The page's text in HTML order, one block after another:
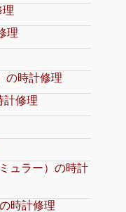
理
理
の時計修理
計修理
ュラー）の時計
時計修理